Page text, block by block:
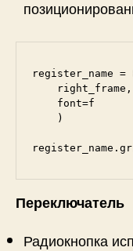
register_name =
    right_frame,
    font=f
    )
Переключатель
Радиокнопка